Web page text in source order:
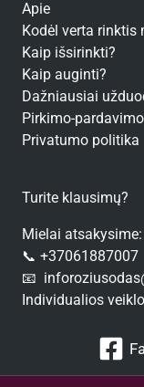
Apie
Kodėl verta rinktis
Kaip išsirinkti?
Kaip auginti?
Dažniausiai
Pirkimo-
Privatumo politika
Turite klausimų?
Mielai atsakysime:
📞 +37061887007
📧
Individualios